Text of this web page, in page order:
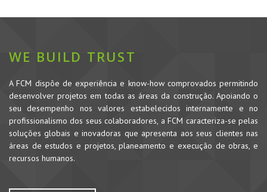
WE BUILD TRUST
A FCM dispõe de experiência e know-how comprovados permitindo
desenvolver projetos em todas as áreas da construção. Apoiando o
seu desempenho nos valores estabelecidos internamente e no
profissionalismo dos seus colaboradores, a FCM caracteriza-se pelas
soluções globais e inovadoras que apresenta aos seus clientes nas
áreas de estudos e projetos, planeamento e execução de obras, e
recursos humanos.